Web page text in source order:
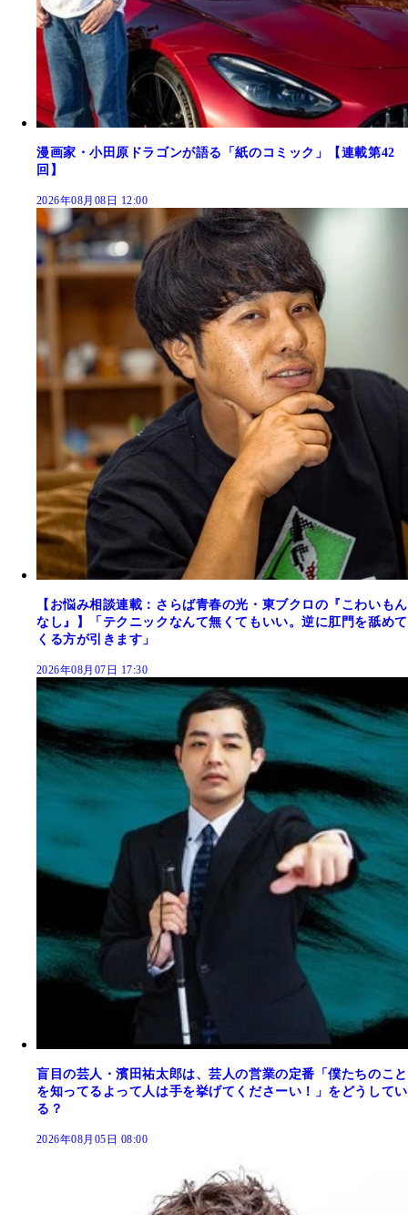
漫画家・小田原ドラゴンが語る「紙のコミック」【連載第42
回】
2026年08月08日 12:00
【お悩み相談連載：さらば青春の光・東ブクロの『こわいもん
なし』】「テクニックなんて無くてもいい。逆に肛門を舐めて
くる方が引きます」
2026年08月07日 17:30
盲目の芸人・濱田祐太郎は、芸人の営業の定番「僕たちのこと
を知ってるよって人は手を挙げてくださーい！」をどうしてい
る？
2026年08月05日 08:00